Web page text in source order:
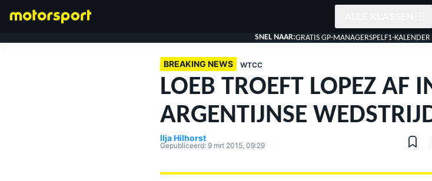
SNEL NAAR:GRATIS GP-MANAGERSPELF1-
BREAKING NEWS WTCC
LOEB TROEFT LOPEZ AF
ARGENTIJNSE
Ilja Hilhorst
Gepubliceerd: 9 mrt 2015, 09:29